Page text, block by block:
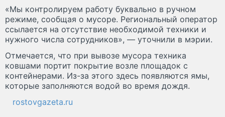
«Мы контролируем работу буквально в ручном
режиме, сообщая о мусоре. Региональный оператор
ссылается на отсутствие необходимой техники и
нужного числа сотрудников», — уточнили в мэрии.
Отмечается, что при вывозе мусора техника
ковшами портит покрытие возле площадок с
контейнерами. Из-за этого здесь появляются ямы,
которые заполняются водой во время дождя.
rostovgazeta.ru